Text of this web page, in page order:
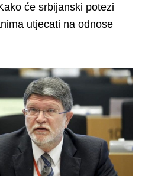
će srbijanski potezi
utjecati na odnose